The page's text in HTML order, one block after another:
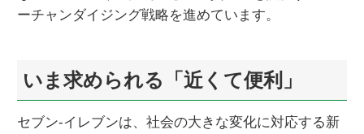
ーチャンダイジング戦略を進めています。
いま求められる「近くて便利」
セブン‐イレブンは、社会の大きな変化に対応する新